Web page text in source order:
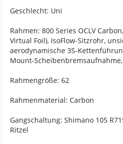
Geschlecht: Uni
Rahmen: 800 Series OCLV
Virtual Foil), IsoFlow-Sitzrohr,
aerodynamische 3S-
Mount-
Rahmengröße: 62
Rahmenmaterial: Carbon
Gangschaltung: Shimano 105
Ritzel